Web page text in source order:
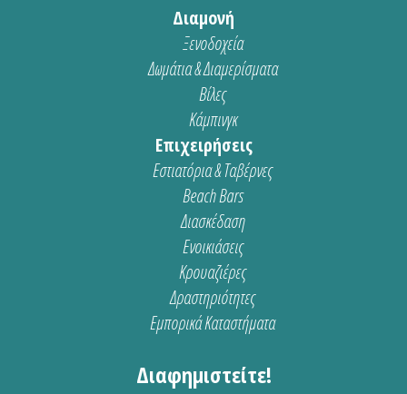
Διαμονή
Ξενοδοχεία
Δωμάτια & Διαμερίσματα
Βίλες
Κάμπινγκ
Επιχειρήσεις
Εστιατόρια & Ταβέρνες
Beach Bars
Διασκέδαση
Ενοικιάσεις
Κρουαζιέρες
Δραστηριότητες
Εμπορικά Καταστήματα
Διαφημιστείτε!